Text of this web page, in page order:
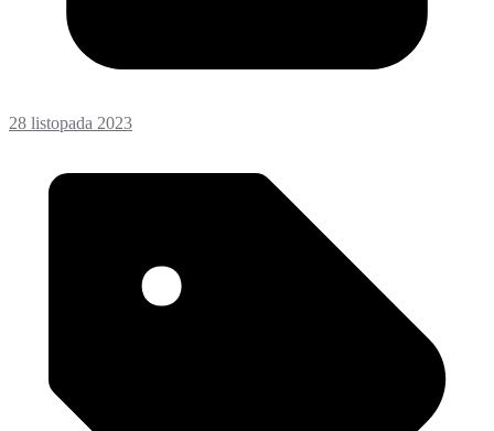
28 listopada 2023